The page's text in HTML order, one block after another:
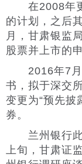
在2008年更
的计划，之后
月，甘肃银监
股票并上市的
2016年7月
书，拟于深交
变更为“预先披
券。
兰州银行此
上旬，甘肃证